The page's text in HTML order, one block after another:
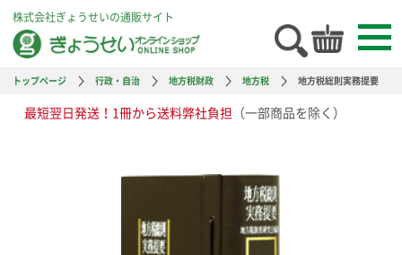
株式会社ぎょうせいの通販サイト
トップページ 行政・自治 地方税財政 地方税 地方税総則実務提要
最短翌日発送！1冊から送料弊社負担 （一部商品を除く）